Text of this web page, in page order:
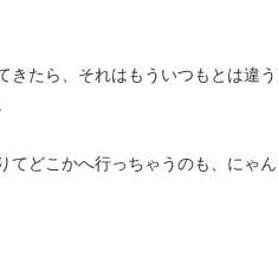
きたら、それはもういつもとは違
てどこかへ行っちゃうのも、にゃ